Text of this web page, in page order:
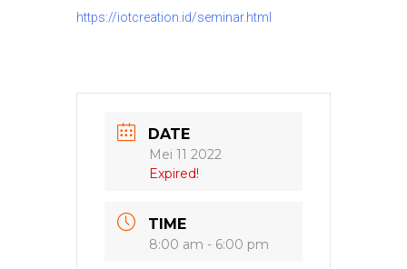
https://iotcreation.id/seminar.html
DATE
Mei 11 2022
Expired!
TIME
8:00 am - 6:00 pm